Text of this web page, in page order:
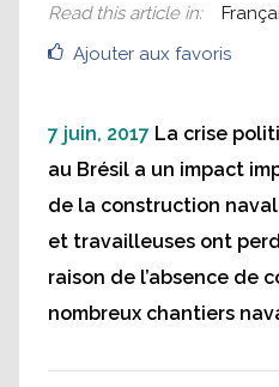
Ajouter aux favoris
Read this article in:
7 juin, 2017 La crise
au Brésil a un impact
de la construction
et travailleuses ont
raison de l’absence de
nombreux chantiers